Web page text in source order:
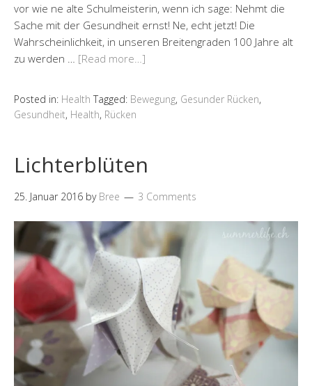
vor wie ne alte Schulmeisterin, wenn ich sage: Nehmt die
Sache mit der Gesundheit ernst! Ne, echt jetzt! Die
Wahrscheinlichkeit, in unseren Breitengraden 100 Jahre alt
zu werden … [Read more…]
Posted in: Health Tagged: Bewegung, Gesunder Rücken,
Gesundheit, Health, Rücken
Lichterblüten
25. Januar 2016 by Bree 3 Comments